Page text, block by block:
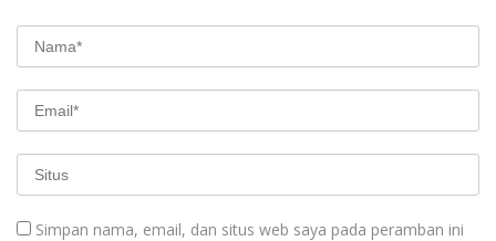
Simpan nama, email, dan situs web saya pada peramban ini